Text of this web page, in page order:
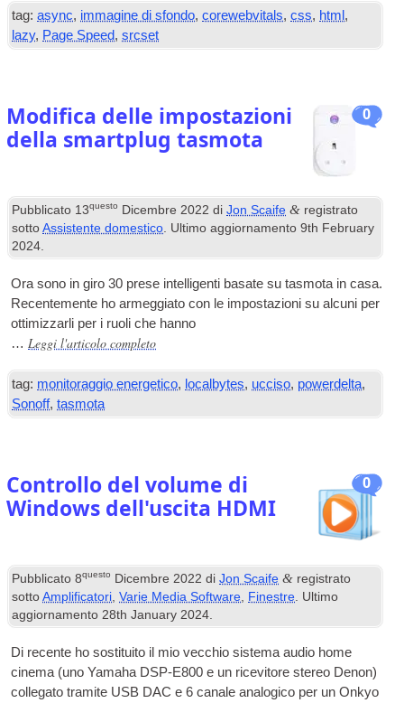
tag: async, immagine di sfondo,corewebvitals,css, html ,
lazy, Page Speed,srcset
0
Modifica delle impostazioni
della smartplug tasmota
Pubblicato 13questo Dicembre 2022 diJon Scaife & registrato
sottoAssistente domestico . Ultimo aggiornamento9th February
2024
Ora sono in giro 30 prese intelligenti basate su tasmota in casa.
Recentemente ho armeggiato con le impostazioni su alcuni per
ottimizzarli per i ruoli che hanno
… Leggi l'articolo completo
tag: monitoraggio energetico, localbytes, ucciso, powerdelta,
Sonoff,tasmota
0
Controllo del volume di
Windows dell'uscita HDMI
Pubblicato8questo Dicembre 2022 diJon Scaife & registrato
sottoAmplificatori ,Varie Media Software Finestre . Ultimo
aggiornamento 28th January 2024
Di recente ho sostituito il mio vecchio sistema audio home
cinema (uno Yamaha DSP-E800 e un ricevitore stereo Denon)
collegato tramite USB DAC e 6 canale analogico per un Onkyo